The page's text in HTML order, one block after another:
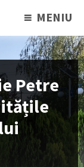
MENIU
Petre